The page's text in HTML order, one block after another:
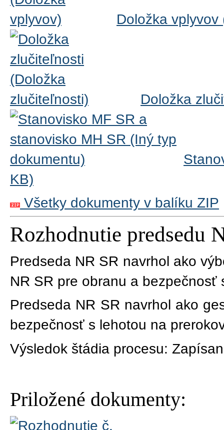
Doložka vplyvov
Doložka
KB)
Všetky dokumenty v balíku ZIP
Rozhodnutie predsedu
Predseda NR SR navrhol ako
NR SR pre obranu a
Predseda NR SR navrhol ako
bezpečnosť s lehotou na
Výsledok štádia procesu:
Priložené dokumenty: